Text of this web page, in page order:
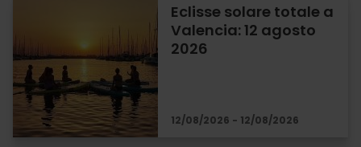
Eclisse solare totale a
Valencia: 12 agosto
2026
12/08/2026 - 12/08/2026